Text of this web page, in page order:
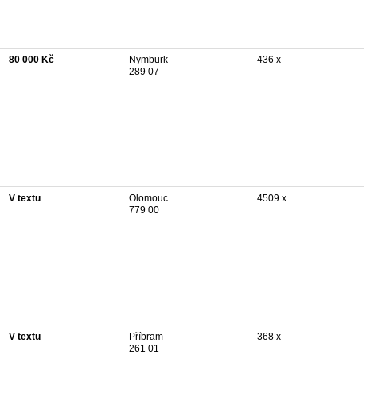
80 000 Kč
Nymburk
289 07
436 x
V textu
Olomouc
779 00
4509 x
V textu
Příbram
261 01
368 x